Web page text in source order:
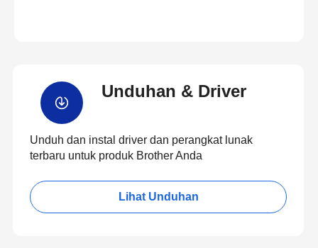
Unduhan & Driver
Unduh dan instal driver dan perangkat lunak
terbaru untuk produk Brother Anda
Lihat Unduhan